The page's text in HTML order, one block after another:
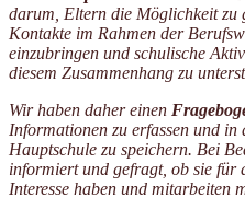
darum, Eltern die Möglichkeit zu
Kontakte im Rahmen der
einzubringen und schulische
diesem Zusammenhang zu
Wir haben daher einen
Informationen zu erfassen und
Hauptschule zu speichern. Bei
informiert und gefragt, ob sie für
Interesse haben und mitarbeiten